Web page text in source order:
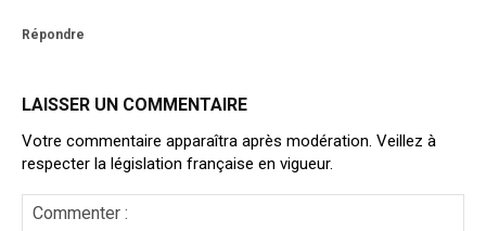
Répondre
LAISSER UN COMMENTAIRE
Votre commentaire apparaîtra après modération. Veillez à
respecter la législation française en vigueur.